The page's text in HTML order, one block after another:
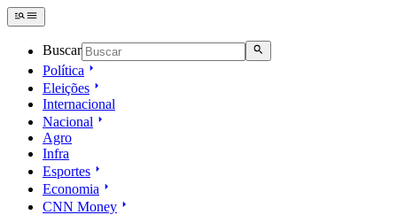
Buscar
Política
Eleições
Internacional
Nacional
Agro
Infra
Esportes
Economia
CNN Money